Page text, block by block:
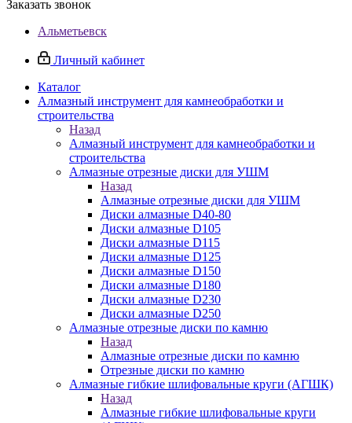
Заказать звонок
Альметьевск
Личный кабинет
Каталог
Алмазный инструмент для камнеобработки и
строительства
Назад
Алмазный инструмент для камнеобработки и
строительства
Алмазные отрезные диски для УШМ
Назад
Алмазные отрезные диски для УШМ
Диски алмазные D40-80
Диски алмазные D105
Диски алмазные D115
Диски алмазные D125
Диски алмазные D150
Диски алмазные D180
Диски алмазные D230
Диски алмазные D250
Алмазные отрезные диски по камню
Назад
Алмазные отрезные диски по камню
Отрезные диски по камню
Алмазные гибкие шлифовальные круги (АГШК)
Назад
Алмазные гибкие шлифовальные круги